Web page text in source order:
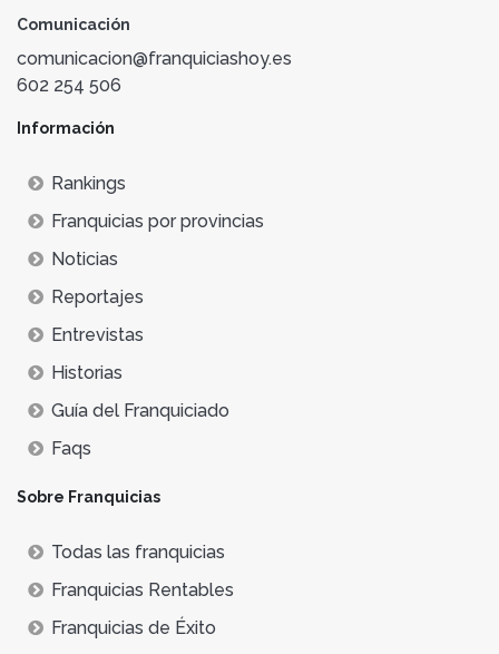
Comunicación
comunicacion@franquiciashoy.es
602 254 506
Información
Rankings
Franquicias por provincias
Noticias
Reportajes
Entrevistas
Historias
Guía del Franquiciado
Faqs
Sobre Franquicias
Todas las franquicias
Franquicias Rentables
Franquicias de Éxito